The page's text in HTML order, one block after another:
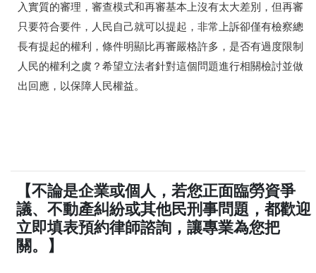
入實質的審理，審查模式和再審基本上沒有太大差別，但再審
只要符合要件，人民自己就可以提起，非常上訴卻僅有檢察總
長有提起的權利，條件明顯比再審嚴格許多，是否有過度限制
人民的權利之虞？希望立法者針對這個問題進行相關檢討並做
出回應，以保障人民權益。
【不論是企業或個人，若您正面臨勞資爭
議、不動產糾紛或其他民刑事問題，都歡迎
立即填表預約律師諮詢，讓專業為您把
關。】